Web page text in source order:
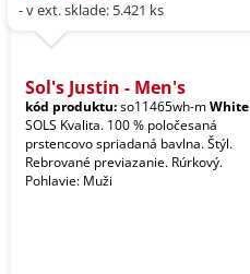
- v ext. sklade: 5.421 ks
Sol's Justin - Men's
kód produktu:so11465wh-mWhite
SOLS Kvalita. 100 % poločesaná
prstencovo spriadaná bavlna. Štýl.
Rebrované previazanie. Rúrkový.
Pohlavie: Muži